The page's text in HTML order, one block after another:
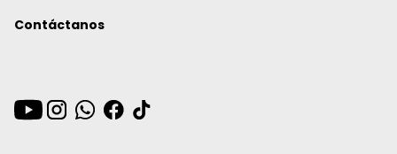
Contáctanos